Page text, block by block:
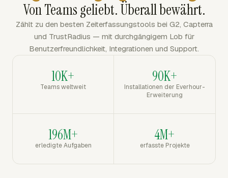
Von Teams geliebt. Überall bewährt.
Zählt zu den besten Zeiterfassungstools bei G2, Capterra
und TrustRadius — mit durchgängigem Lob für
Benutzerfreundlichkeit, Integrationen und Support.
10K+
Teams weltweit
90K+
Installationen der Everhour-
Erweiterung
196M+
erledigte Aufgaben
4M+
erfasste Projekte